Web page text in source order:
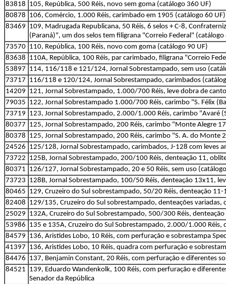
83818 105, República, 500 Réis, novo sem goma (catálogo 360 UF)
80878 106, Comércio, 1.000 Réis, carimbado em 1905 (catálogo 60 UF)
83469 109, Madrugada Republicana, 50 Réis, 6 selos + C-8,
(Paraná)", um dos selos tem filigrana "Correio Federal" (catálogo
73570 110, República, 100 Réis, novo com goma (catálogo 90 UF)
83638 110A, República, 100 Réis, par carimbado, filigrana "Correio
53897 114, 116/118 e 121/124, Jornal Sobrestampado, sem uso
73717 116/118 e 120/124, Jornal Sobrestampado, carimbados
14209 121, Jornal Sobrestampado, 1.000/700 Réis, leve dobra de
79035 122, Jornal Sobrestampado 1.000/700 Réis, carimbo "S. Félix
73719 123, Jornal Sobrestampado, 2.000/1.000 Réis, carimbo "Avaré
80377 125, Jornal Sobrestampado, 200 Réis, carimbo "Monte Alegre
80378 125, Jornal Sobrestampado, 200 Réis, carimbo "S. A. do
24526 125/128, Jornal Sobrestampado, carimbados, J-128 com leves
73722 125B, Jornal Sobrestampado, 200/100 Réis, denteação 11,
80371 126/127, Jornal Sobrestampado, 20 e 50 Réis, sem uso
73723 128B, Jornal Sobrestampado, 100/50 Réis, denteação 13x11,
80465 129, Cruzeiro do Sul sobrestampado, 50/20 Réis, denteação
82408 129/135, Cruzeiro do Sul sobrestampado, denteações variadas,
25029 132A, Cruzeiro do Sul Sobrestampado, 500/300 Réis,
53986 135 e 135A, Cruzeiro do Sul Sobrestampado, 2.000/1.000
84579 136, Aristides Lobo, 10 Réis, com perfuração e sobrestampa
41397 136, Aristides Lobo, 10 Réis, quadra com perfuração e
84476 137, Benjamin Constant, 20 Réis, com perfuração e diferentes
84521 139, Eduardo Wandenkolk, 100 Réis, com perfuração e
Senador da República